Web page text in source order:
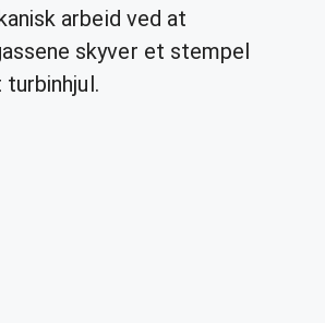
arbeid ved at
skyver et stempel
turbinhjul.